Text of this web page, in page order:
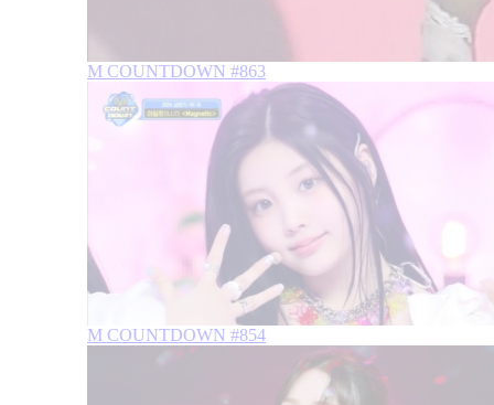
M COUNTDOWN #863
M COUNTDOWN #854